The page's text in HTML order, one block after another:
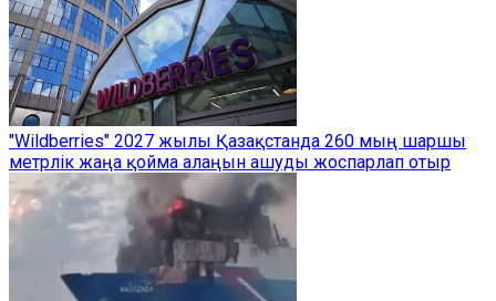
"Wildberries" 2027 жылы Қазақстанда 260 мың шаршы
метрлік жаңа қойма алаңын ашуды жоспарлап отыр